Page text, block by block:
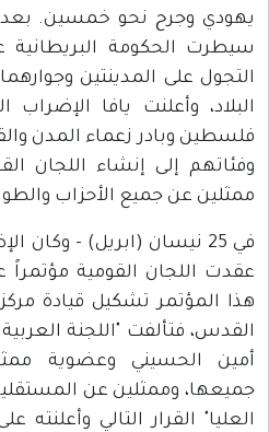
يهودي وجرح نحو خمسين. بعد
سيطرت الحكومة
التجول على المدينتين
البلاد، وأعلنت يافا
فلسطين وبادر زعماء المدن
وفئاتهم إلى إنشاء اللجان
ممثلين عن جميع الأحزاب
في 25 نيسان (ابريل) - وكان
عقدت اللجان القومية مؤتمراً
هذا المؤتمر تشكيل قيادة
القدس، فتألفت "اللجنة
أمين الحسيني وعضوية
جميعها، وممثلين عن
العليا" القرار التالي